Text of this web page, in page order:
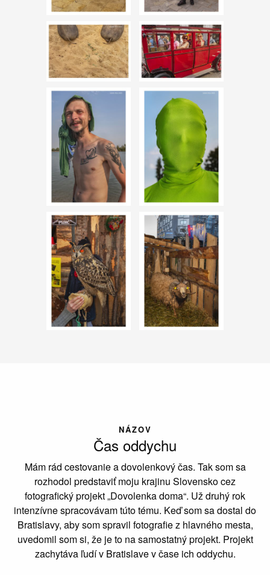
NÁZOV
Čas oddychu
Mám rád cestovanie a dovolenkový čas. Tak som sa
rozhodol predstaviť moju krajinu Slovensko cez
fotografický projekt „Dovolenka doma“. Už druhý rok
intenzívne spracovávam túto tému. Keď som sa dostal do
Bratislavy, aby som spravil fotografie z hlavného mesta,
uvedomil som si, že je to na samostatný projekt. Projekt
zachytáva ľudí v Bratislave v čase ich oddychu.